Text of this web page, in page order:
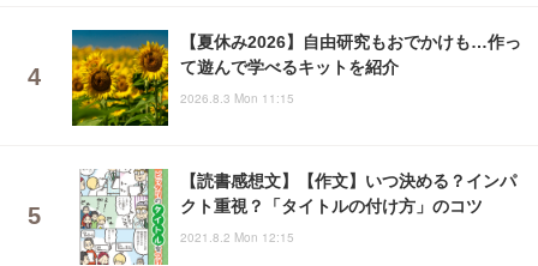
【夏休み2026】自由研究もおでかけも…作っ
て遊んで学べるキットを紹介
2026.8.3 Mon 11:15
【読書感想文】【作文】いつ決める？インパ
クト重視？「タイトルの付け方」のコツ
2021.8.2 Mon 12:15